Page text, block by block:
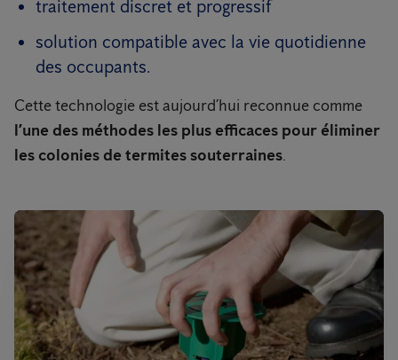
traitement discret et progressif
solution compatible avec la vie quotidienne
des occupants.
Cette technologie est aujourd’hui reconnue comme
l’une des méthodes les plus efficaces pour éliminer
les colonies de termites souterraines.